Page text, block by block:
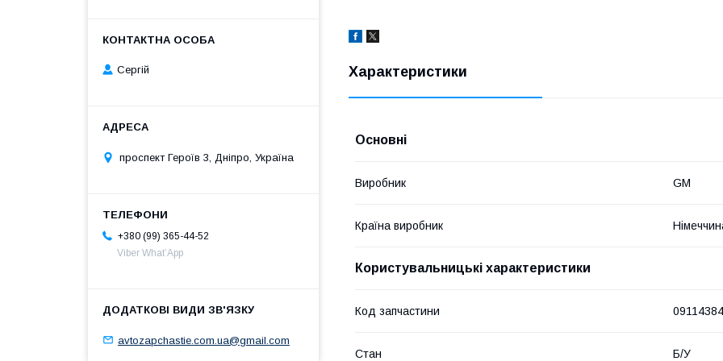
Характеристики
Основні
Виробник GM
Країна виробник
Користувальницькі характеристики
Код запчастини 09114384
Стан Б/У
Сергій
проспект Героїв 3, Дніпро, Україна
+380 (99) 365-44-52
Viber What’App
avtozapchastie.com.ua@gmail.com